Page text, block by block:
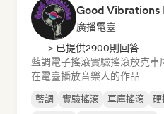
Good Vibrations
廣播電臺
> 已提供2900則回答
藍調電子搖滾實驗搖滾放克車
在電臺播放音樂人的作品
藍調 實驗搖滾 車庫搖滾 硬